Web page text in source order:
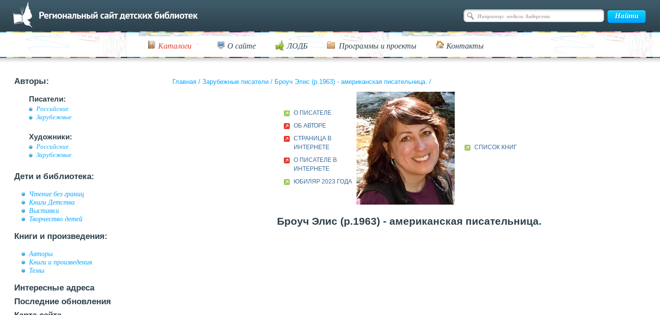
Каталоги О сайте ЛОДБ Программы и проекты Контакты
Авторы:
Писатели:
Российские
Зарубежные
Художники:
Российские
Зарубежные
Дети и библиотека:
Чтение без границ
Книги Детства
Выставки
Творчество детей
Книги и произведения:
Авторы
Книги и произведения
Темы
Интересные адреса
Последние обновления
Главная / Зарубежные писатели / Броуч Элис (р.1963) - американская писательница. /
О ПИСАТЕЛЕ
ОБ АВТОРЕ
СТРАНИЦА В
ИНТЕРНЕТЕ
О ПИСАТЕЛЕ В
ИНТЕРНЕТЕ
ЮБИЛЯР 2023 ГОДА
СПИСОК КНИГ
Броуч Элис (р.1963) - американская писательница.